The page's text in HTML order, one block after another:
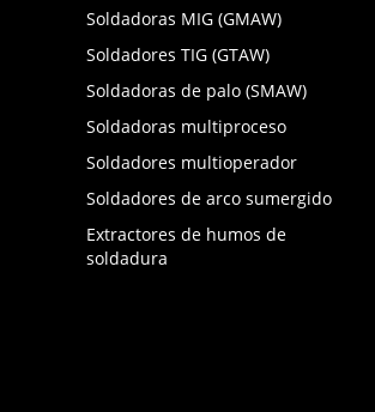
Soldadoras MIG (GMAW)
Soldadores TIG (GTAW)
Soldadoras de palo (SMAW)
Soldadoras multiproceso
Soldadores multioperador
Soldadores de arco sumergido
Extractores de humos de
soldadura